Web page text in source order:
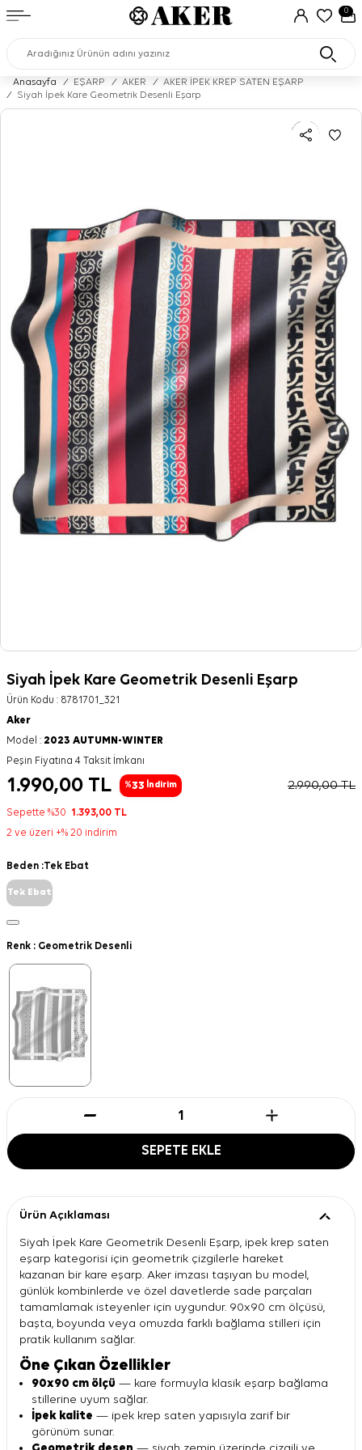
0
Anasayfa / EŞARP / AKER /
AKER İPEK KREP SATEN EŞARP
/
Siyah İpek Kare Geometrik Desenli Eşarp
Siyah İpek Kare Geometrik Desenli Eşarp
Ürün Kodu : 8781701_321
Aker
Model : 2023 AUTUMN-WINTER
Peşin Fiyatına 4 Taksit İmkanı
1.990,00 TL %33 İndirim 2.990,00TL
Sepette %30 1.393,00 TL
2 ve üzeri +% 20 indirim
Beden :Tek Ebat
Tek Ebat
Renk : Geometrik Desenli
SEPETE EKLE
Ürün Açıklaması
Siyah İpek Kare Geometrik Desenli Eşarp, ipek krep saten
eşarp kategorisi için geometrik çizgilerle hareket
kazanan bir kare eşarp. Aker imzası taşıyan bu model,
günlük kombinlerde ve özel davetlerde sade parçaları
tamamlamak isteyenler için uygundur. 90x90 cm ölçüsü,
başta, boyunda veya omuzda farklı bağlama stilleri için
pratik kullanım sağlar.
Öne Çıkan Özellikler
90x90 cm ölçü — kare formuyla klasik eşarp bağlama
stillerine uyum sağlar.
İpek kalite — ipek krep saten yapısıyla zarif bir
görünüm sunar.